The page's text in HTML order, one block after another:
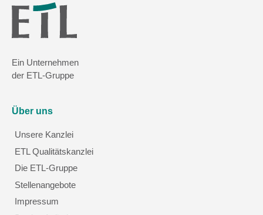
Ein Unternehmen
der ETL-Gruppe
Über uns
Unsere Kanzlei
ETL Qualitätskanzlei
Die ETL-Gruppe
Stellenangebote
Impressum